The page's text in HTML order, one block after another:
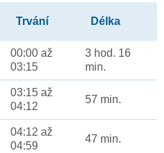
Trvání Délka
00:00 až
03:15
3 hod. 16
min.
03:15 až
04:12
57 min.
04:12 až
04:59
47 min.